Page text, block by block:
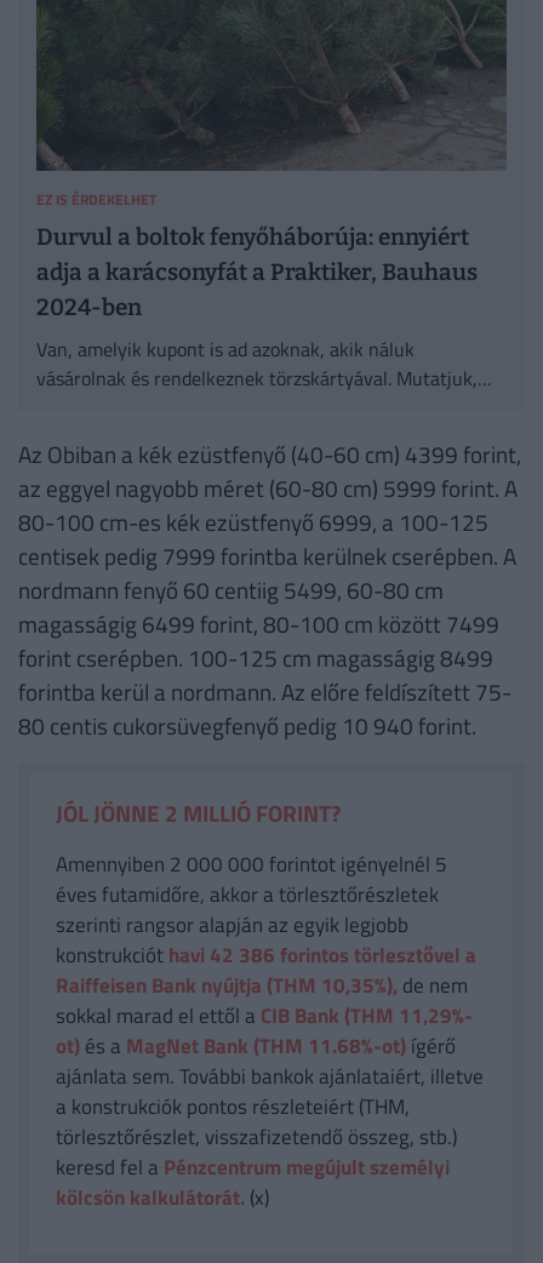
EZ IS ÉRDEKELHET
Durvul a boltok fenyőháborúja: ennyiért
adja a karácsonyfát a Praktiker, Bauhaus
2024-ben
Van, amelyik kupont is ad azoknak, akik náluk
vásárolnak és rendelkeznek törzskártyával. Mutatjuk,
Az Obiban a kék ezüstfenyő (40-60 cm) 4399 forint,
az eggyel nagyobb méret (60-80 cm) 5999 forint. A
80-100 cm-es kék ezüstfenyő 6999, a 100-125
centisek pedig 7999 forintba kerülnek cserépben. A
nordmann fenyő 60 centiig 5499, 60-80 cm
magasságig 6499 forint, 80-100 cm között 7499
forint cserépben. 100-125 cm magasságig 8499
forintba kerül a nordmann. Az előre feldíszített 75-
80 centis cukorsüvegfenyő pedig 10 940 forint.
JÓL JÖNNE 2 MILLIÓ FORINT?
Amennyiben 2 000 000 forintot igényelnél 5
éves futamidőre, akkor a törlesztőrészletek
szerinti rangsor alapján az egyik legjobb
konstrukcióthavi 42 386 forintos törlesztővel a
Raiffeisen Bank nyújtja (THM 10,35%), de nem
sokkal marad el ettől a CIB Bank (THM 11,29%-
ot)és a MagNet Bank (THM 11.68%-ot)ígérő
ajánlata sem. További bankok ajánlataiért, illetve
a konstrukciók pontos részleteiért (THM,
törlesztőrészlet, visszafizetendő összeg, stb.)
keresd fel a Pénzcentrum megújult személyi
kölcsön kalkulátorát. (x)